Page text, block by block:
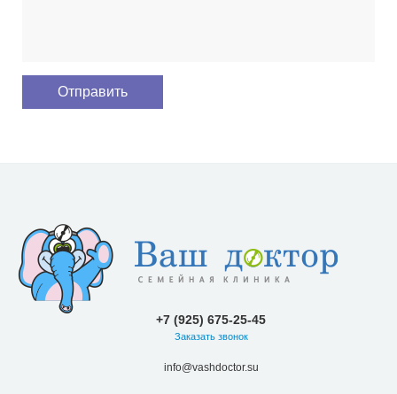
+7 (925) 675-25-45
Заказать звонок
info@vashdoctor.su